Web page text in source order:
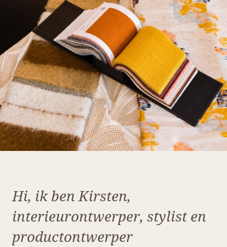
Hi, ik ben Kirsten,
interieurontwerper, stylist en
productontwerper